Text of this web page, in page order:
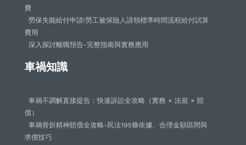
費
勞保失能給付申請!勞工被保險人請領標準時間流程給付試算
費用
深入探討離職預告-完整指南與實務應用
車禍知識
車禍不調解直接提告：快速訴訟全攻略（實務 × 法規 × 賠
償）
車禍骨折精神賠償全攻略-民法195條依據、合理金額區間與
求償技巧